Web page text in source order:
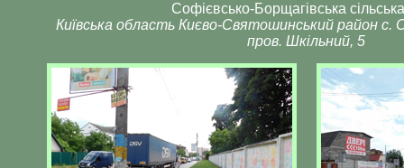
Софієвсько-Борщагівська
Київська область Києво-Святошинський район с.
пров. Шкільний, 5